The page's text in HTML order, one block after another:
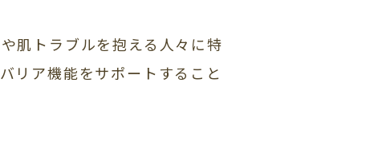
肌トラブルを抱える人々に特
リア機能をサポートすること